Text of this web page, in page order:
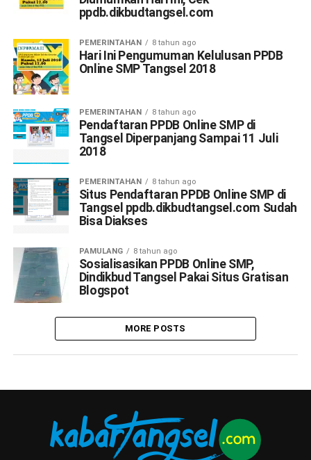
ppdb.dikbudtangsel.com
PEMERINTAHAN 8 tahun ago
Hari Ini Pengumuman Kelulusan PPDB
Online SMP Tangsel 2018
PEMERINTAHAN 8 tahun ago
Pendaftaran PPDB Online SMP di
Tangsel Diperpanjang Sampai 11 Juli
2018
PEMERINTAHAN 8 tahun ago
Situs Pendaftaran PPDB Online SMP di
Tangsel ppdb.dikbudtangsel.com Sudah
Bisa Diakses
PAMULANG 8 tahun ago
Sosialisasikan PPDB Online SMP,
Dindikbud Tangsel Pakai Situs Gratisan
Blogspot
MORE POSTS